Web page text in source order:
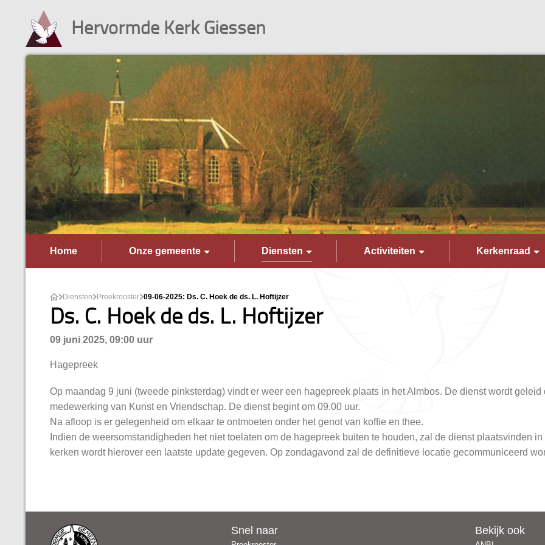
Hervormde Kerk Giessen
Home Onze gemeente Diensten Activiteiten Kerkenraad
Diensten Preekrooster 09-06-2025: Ds. C. Hoek de ds. L. Hoftijzer
Ds. C. Hoek de ds. L. Hoftijzer
09 juni 2025, 09:00 uur
Hagepreek
Op maandag 9 juni (tweede pinksterdag) vindt er weer een hagepreek plaats in het Almbos. De dienst wordt
medewerking van Kunst en Vriendschap. De dienst begint om 09.00 uur.
Na afloop is er gelegenheid om elkaar te ontmoeten onder het genot van koffie en thee.
Indien de weersomstandigheden het niet toelaten om de hagepreek buiten te houden, zal de dienst plaatsvinden
kerken wordt hierover een laatste update gegeven. Op zondagavond zal de definitieve locatie gecommuniceerd
Snel naar Bekijk ook